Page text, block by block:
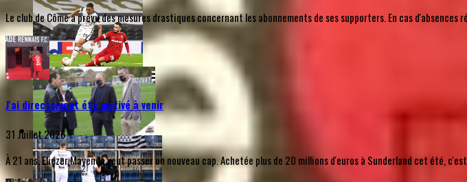
Le club de Côme a prévu des mesures drastiques concernant les abonnements de ses supporters. En cas
J'ai directement été motivé à venir
31 Juillet 2026
À 21 ans, Eliezer Mayenda veut passer un nouveau cap. Achetée plus de 20 millions d'euros à Sunderland cet été,